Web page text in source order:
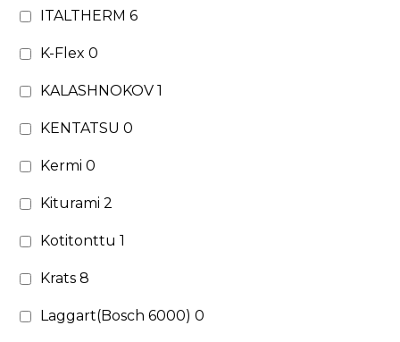
ITALTHERM6
K-Flex0
KALASHNOKOV1
KENTATSU0
Kermi0
Kiturami2
Kotitonttu1
Krats8
Laggart(Bosch 6000)0